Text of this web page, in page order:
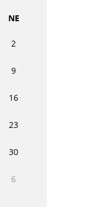
NE
2
9
16
23
30
6